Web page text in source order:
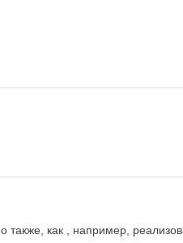
как , например,